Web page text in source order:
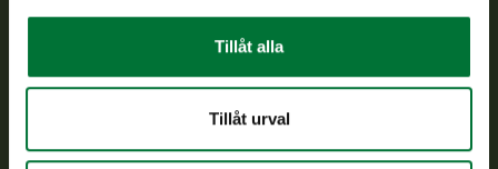
Tillåt alla
Tillåt urval
Oma riista -tjänsten